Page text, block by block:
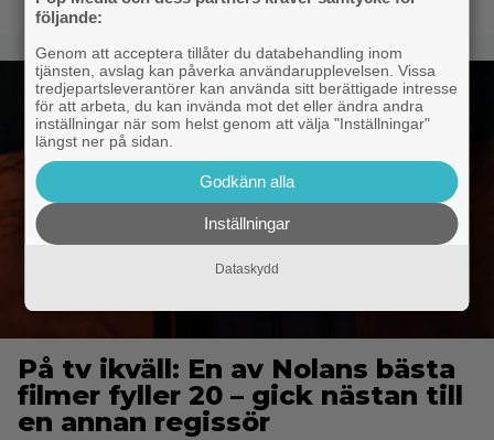
På tv ikväll: En av Nolans bästa
filmer fyller 20 – gick nästan till
en annan regissör
följande:
Genom att acceptera tillåter du databehandling inom
tjänsten, avslag kan påverka användarupplevelsen. Vissa
tredjepartsleverantörer kan använda sitt berättigade intresse
för att arbeta, du kan invända mot det eller ändra andra
inställningar när som helst genom att välja "Inställningar"
längst ner på sidan.
Godkänn alla
Inställningar
Dataskydd